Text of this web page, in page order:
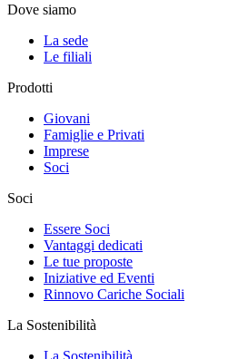
Dove siamo
La sede
Le filiali
Prodotti
Giovani
Famiglie e Privati
Imprese
Soci
Soci
Essere Soci
Vantaggi dedicati
Le tue proposte
Iniziative ed Eventi
Rinnovo Cariche Sociali
La Sostenibilità
La Sostenibilità